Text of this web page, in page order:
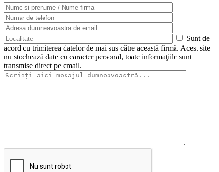
Sunt de
acord cu trimiterea datelor de mai sus către această firmă. Acest site
nu stochează date cu caracter personal, toate informaţiile sunt
transmise direct pe email.